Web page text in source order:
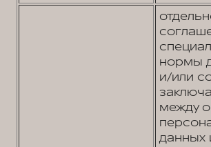
нормы
и/или
между
данных